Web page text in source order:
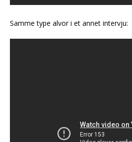
Samme type alvor i et annet intervju: